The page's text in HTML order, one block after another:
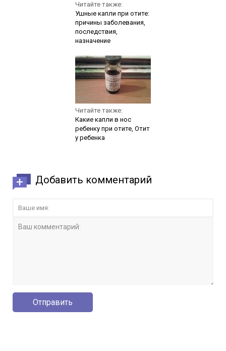
Читайте также:
Ушные капли при отите:
причины заболевания,
последствия,
назначение
Читайте также:
Какие капли в нос
ребенку при отите, Отит
у ребенка
Добавить комментарий